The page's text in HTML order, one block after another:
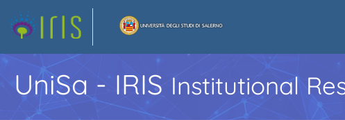
UniSa - IRIS Institutional